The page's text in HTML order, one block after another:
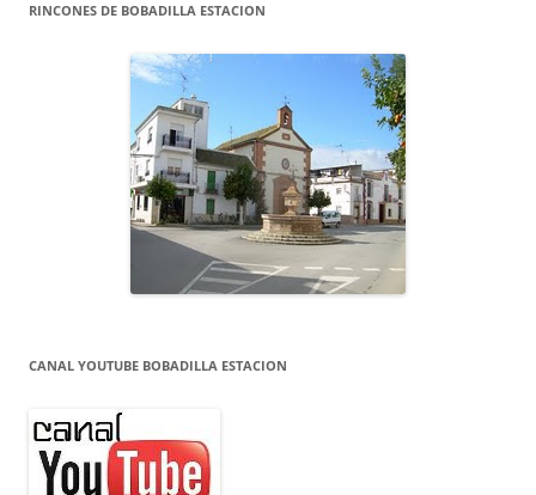
RINCONES DE BOBADILLA ESTACION
CANAL YOUTUBE BOBADILLA ESTACION